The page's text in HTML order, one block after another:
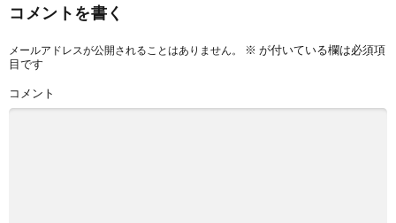
コメントを書く
メールアドレスが公開されることはありません。 ※ が付いている欄は必須項
目です
コメント